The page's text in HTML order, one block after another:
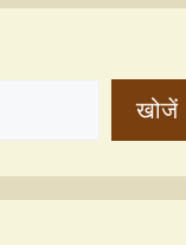
खोजें